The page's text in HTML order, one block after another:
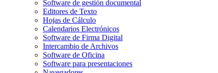
Software de gestión documental
Editores de Texto
Hojas de Cálculo
Calendarios Electrónicos
Software de Firma Digital
Intercambio de Archivos
Software de Oficina
Software para presentaciones